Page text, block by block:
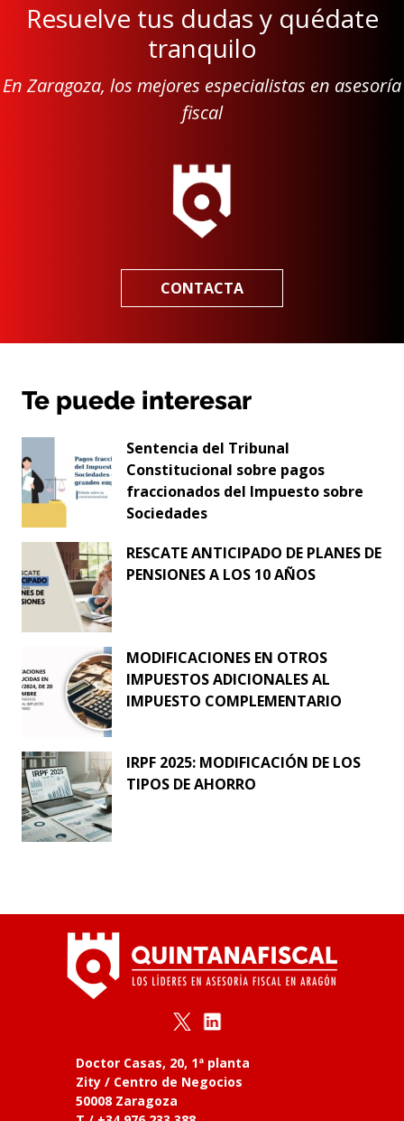
Resuelve tus dudas y quédate
tranquilo
En Zaragoza, los mejores especialistas en asesoría
fiscal
CONTACTA
Te puede interesar
Sentencia del Tribunal
Constitucional sobre pagos
fraccionados del Impuesto sobre
Sociedades
RESCATE ANTICIPADO DE PLANES DE
PENSIONES A LOS 10 AÑOS
MODIFICACIONES EN OTROS
IMPUESTOS ADICIONALES AL
IMPUESTO COMPLEMENTARIO
IRPF 2025: MODIFICACIÓN DE LOS
TIPOS DE AHORRO
Doctor Casas, 20, 1ª planta
Zity / Centro de Negocios
50008 Zaragoza